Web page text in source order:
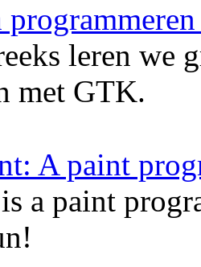
leren we
met GTK.
A paint
a paint